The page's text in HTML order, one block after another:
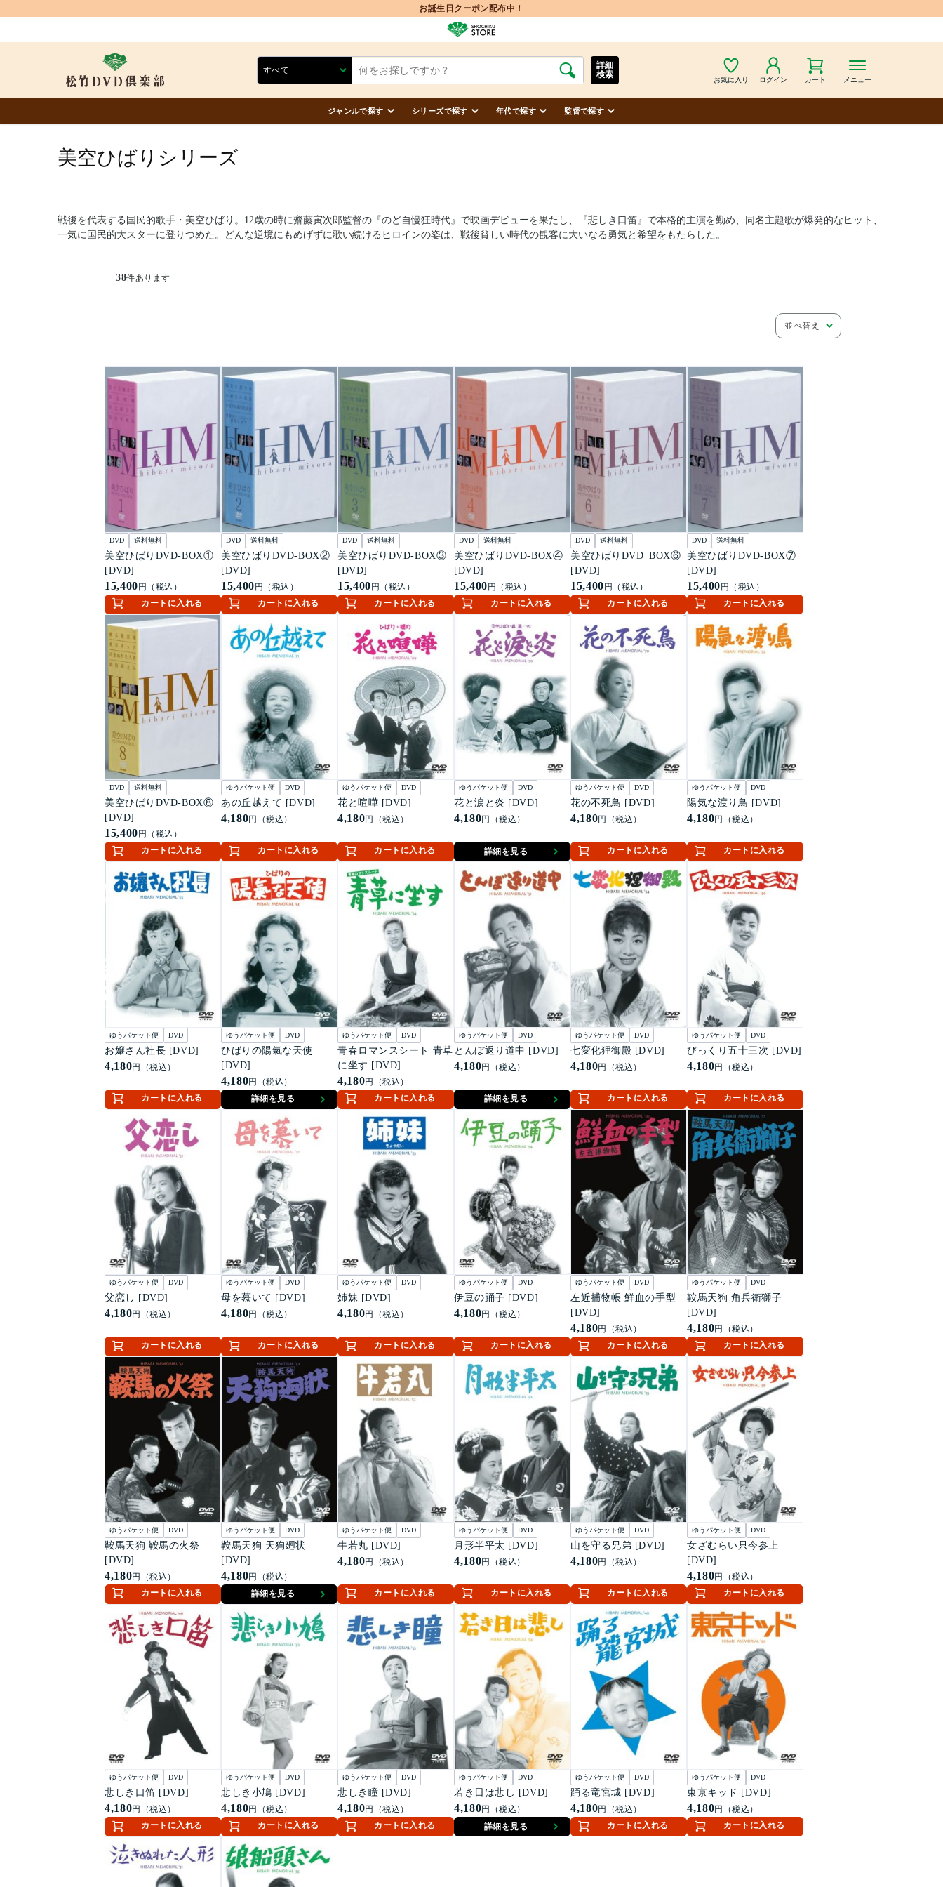
お誕生日クーポン配布中！
お気に入り ログイン カート メニュー
詳細
検索
ジャンルで探す シリーズで探す 年代で探す 監督で探す
美空ひばりシリーズ
戦後を代表する国民的歌手・美空ひばり。12歳の時に齋藤寅次郎監督の『のど自慢狂時代』で映画デビューを果たし、『悲しき口笛』で本格的主演を勤め、同名主題歌が爆発的なヒット、
一気に国民的大スターに登りつめた。どんな逆境にもめげずに歌い続けるヒロインの姿は、戦後貧しい時代の観客に大いなる勇気と希望をもたらした。
38件あります
並べ替え
DVD 送料無料
美空ひばりDVD-BOX①
[DVD]
15,400円（税込）
カートに入れる
DVD 送料無料
美空ひばりDVD-BOX②
[DVD]
15,400円（税込）
カートに入れる
DVD 送料無料
美空ひばりDVD-BOX③
[DVD]
15,400円（税込）
カートに入れる
DVD 送料無料
美空ひばりDVD-BOX④
[DVD]
15,400円（税込）
カートに入れる
DVD 送料無料
美空ひばりDVDｰBOX⑥
[DVD]
15,400円（税込）
カートに入れる
DVD 送料無料
美空ひばりDVD-BOX⑦
[DVD]
15,400円（税込）
カートに入れる
DVD 送料無料
美空ひばりDVD-BOX⑧
[DVD]
15,400 円（税込）
カートに入れる
ゆうパケット便 DVD
あの丘越えて [DVD]
4,180円（税込）
カートに入れる
ゆうパケット便 DVD
花と喧嘩 [DVD]
4,180円（税込）
カートに入れる
ゆうパケット便 DVD
花と涙と炎 [DVD]
4,180円（税込）
詳細を見る
ゆうパケット便 DVD
花の不死鳥 [DVD]
4,180円（税込）
カートに入れる
ゆうパケット便 DVD
陽気な渡り鳥 [DVD]
4,180円（税込）
カートに入れる
ゆうパケット便 DVD
お嬢さん社長 [DVD]
4,180円（税込）
カートに入れる
ゆうパケット便 DVD
ひばりの陽氣な天使
[DVD]
4,180円（税込）
詳細を見る
ゆうパケット便 DVD
青春ロマンスシート 青草
に坐す [DVD]
4,180円（税込）
カートに入れる
ゆうパケット便 DVD
とんぼ返り道中 [DVD]
4,180円（税込）
詳細を見る
ゆうパケット便 DVD
七変化狸御殿 [DVD]
4,180円（税込）
カートに入れる
ゆうパケット便 DVD
びっくり五十三次 [DVD]
4,180円（税込）
カートに入れる
ゆうパケット便 DVD
父恋し [DVD]
4,180円（税込）
カートに入れる
ゆうパケット便 DVD
母を慕いて [DVD]
4,180円（税込）
カートに入れる
ゆうパケット便 DVD
姉妹 [DVD]
4,180円（税込）
カートに入れる
ゆうパケット便 DVD
伊豆の踊子 [DVD]
4,180円（税込）
カートに入れる
ゆうパケット便 DVD
左近捕物帳 鮮血の手型
[DVD]
4,180円（税込）
カートに入れる
ゆうパケット便 DVD
鞍馬天狗 角兵衛獅子
[DVD]
4,180円（税込）
カートに入れる
ゆうパケット便 DVD
鞍馬天狗 鞍馬の火祭
[DVD]
4,180円（税込）
カートに入れる
ゆうパケット便 DVD
鞍馬天狗 天狗廻状
[DVD]
4,180円（税込）
詳細を見る
ゆうパケット便 DVD
牛若丸 [DVD]
4,180円（税込）
カートに入れる
ゆうパケット便 DVD
月形半平太 [DVD]
4,180円（税込）
カートに入れる
ゆうパケット便 DVD
山を守る兄弟 [DVD]
4,180円（税込）
カートに入れる
ゆうパケット便 DVD
女ざむらい只今参上
[DVD]
4,180円（税込）
カートに入れる
ゆうパケット便 DVD
悲しき口笛 [DVD]
4,180円（税込）
カートに入れる
ゆうパケット便 DVD
悲しき小鳩 [DVD]
4,180円（税込）
カートに入れる
ゆうパケット便 DVD
悲しき瞳 [DVD]
4,180円（税込）
カートに入れる
ゆうパケット便 DVD
若き日は悲し [DVD]
4,180円（税込）
詳細を見る
ゆうパケット便 DVD
踊る竜宮城 [DVD]
4,180円（税込）
カートに入れる
ゆうパケット便 DVD
東京キッド [DVD]
4,180円（税込）
カートに入れる